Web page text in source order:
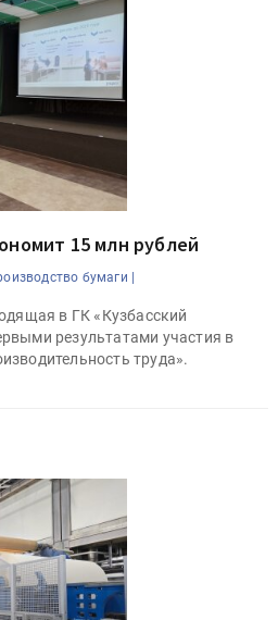
15 млн рублей
бумаги |
в ГК «Кузбасский
результатами участия в
труда».